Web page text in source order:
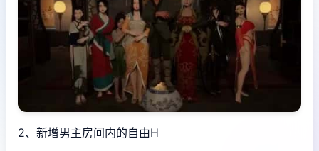
2、新增男主房间内的自由H